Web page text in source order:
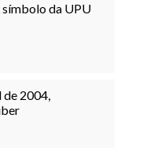
símbolo da UPU
2004,